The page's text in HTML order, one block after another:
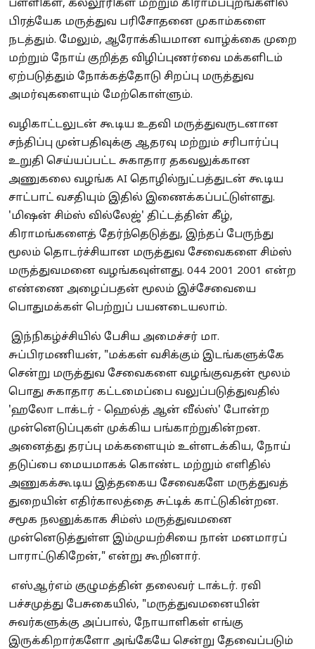
பள்ளிகள், கல்லூரிகள் மற்றும் கிராமப்புறங்களில்
பிரத்யேக மருத்துவ பரிசோதனை முகாம்களை
நடத்தும். மேலும், ஆரோக்கியமான வாழ்க்கை முறை
மற்றும் நோய் குறித்த விழிப்புணர்வை மக்களிடம்
ஏற்படுத்தும் நோக்கத்தோடு சிறப்பு மருத்துவ
அமர்வுகளையும் மேற்கொள்ளும்.
வழிகாட்டலுடன் கூடிய உதவி மருத்துவருடனான
சந்திப்பு முன்பதிவுக்கு ஆதரவு மற்றும் சரிபார்ப்பு
உறுதி செய்யப்பட்ட சுகாதார தகவலுக்கான
அணுகலை வழங்க AI தொழில்நுட்பத்துடன் கூடிய
சாட்பாட் வசதியும் இதில் இணைக்கப்பட்டுள்ளது.
'மிஷன் சிம்ஸ் வில்லேஜ்' திட்டத்தின் கீழ்,
கிராமங்களைத் தேர்ந்தெடுத்து, இந்தப் பேருந்து
மூலம் தொடர்ச்சியான மருத்துவ சேவைகளை சிம்ஸ்
மருத்துவமனை வழங்கவுள்ளது. 044 2001 2001 என்ற
எண்ணை அழைப்பதன் மூலம் இச்சேவையை
பொதுமக்கள் பெற்றுப் பயனடையலாம்.
இந்நிகழ்ச்சியில் பேசிய அமைச்சர் மா.
சுப்பிரமணியன், "மக்கள் வசிக்கும் இடங்களுக்கே
சென்று மருத்துவ சேவைகளை வழங்குவதன் மூலம்
பொது சுகாதார கட்டமைப்பை வலுப்படுத்துவதில்
'ஹலோ டாக்டர் - ஹெல்த் ஆன் வீல்ஸ்' போன்ற
முன்னெடுப்புகள் முக்கிய பங்காற்றுகின்றன.
அனைத்து தரப்பு மக்களையும் உள்ளடக்கிய, நோய்
தடுப்பை மையமாகக் கொண்ட மற்றும் எளிதில்
அணுகக்கூடிய இத்தகைய சேவைகளே மருத்துவத்
துறையின் எதிர்காலத்தை சுட்டிக் காட்டுகின்றன.
சமூக நலனுக்காக சிம்ஸ் மருத்துவமனை
முன்னெடுத்துள்ள இம்முயற்சியை நான் மனமாரப்
பாராட்டுகிறேன்," என்று கூறினார்.
எஸ்ஆர்எம் குழுமத்தின் தலைவர் டாக்டர். ரவி
பச்சமுத்து பேசுகையில், "மருத்துவமனையின்
சுவர்களுக்கு அப்பால், நோயாளிகள் எங்கு
இருக்கிறார்களோ அங்கேயே சென்று தேவைப்படும்